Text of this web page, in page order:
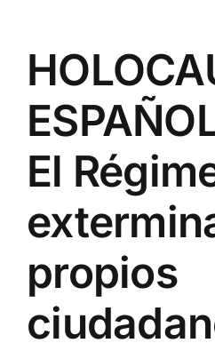
El
propios